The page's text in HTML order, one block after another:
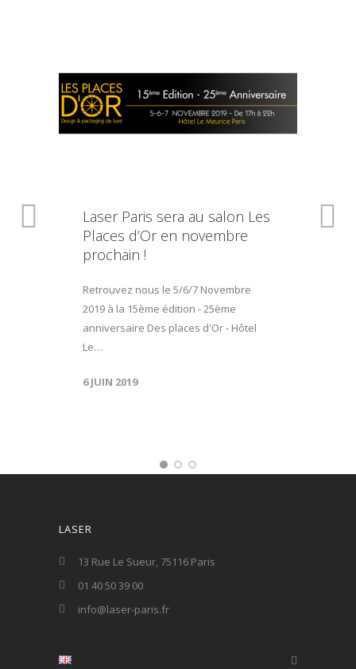
Laser Paris sera au salon Les
Places d’Or en novembre
prochain !
Retrouvez nous le 5/6/7 Novembre
2019 à la 15ème édition - 25ème
anniversaire Des places d'Or - Hôtel
Le…
6 JUIN 2019
LASER
13 Rue Le Sueur, 75116 Paris
01 40 50 39 00
info@laser-paris.fr